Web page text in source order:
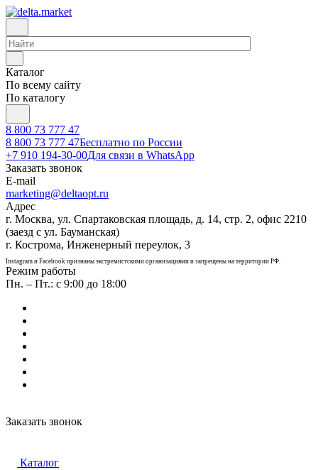
Каталог
По всему сайту
По каталогу
8 800 73 777 47
8 800 73 777 47Бесплатно по России
+7 910 194-30-00Для связи в WhatsApp
Заказать звонок
E-mail
marketing@deltaopt.ru
Адрес
г. Москва, ул. Спартаковская площадь, д. 14, стр. 2, офис 2210
(заезд с ул. Бауманская)
г. Кострома, Инженерный переулок, 3
Instagram и Facebook признаны экстремистскими организациями и запрещены на территории РФ.
Режим работы
Пн. – Пт.: с 9:00 до 18:00
Заказать звонок
Каталог